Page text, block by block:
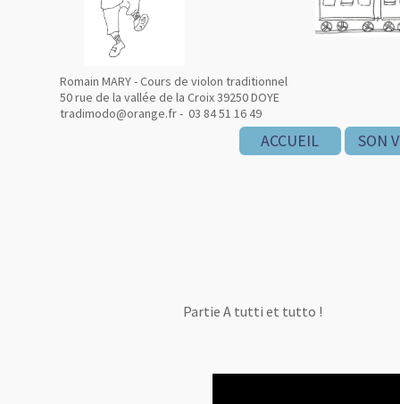
Romain MARY - Cours de violon traditionnel
50 rue de la vallée de la Croix 39250 DOYE
tradimodo@orange.fr - 03 84 51 16 49
ACCUEIL SON
Partie A tutti et tutto !